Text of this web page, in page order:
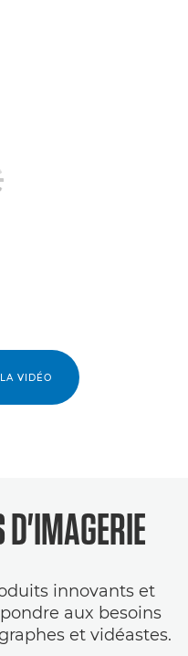
VIDÉO
D'IMAGERIE
innovants et
aux besoins
et vidéastes.